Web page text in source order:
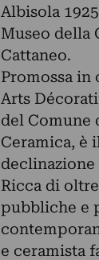
Albisola
Museo della
Cattaneo.
Promossa in
Arts
del Comune
Ceramica, è
declinazione
Ricca di
pubbliche e
e ceramista